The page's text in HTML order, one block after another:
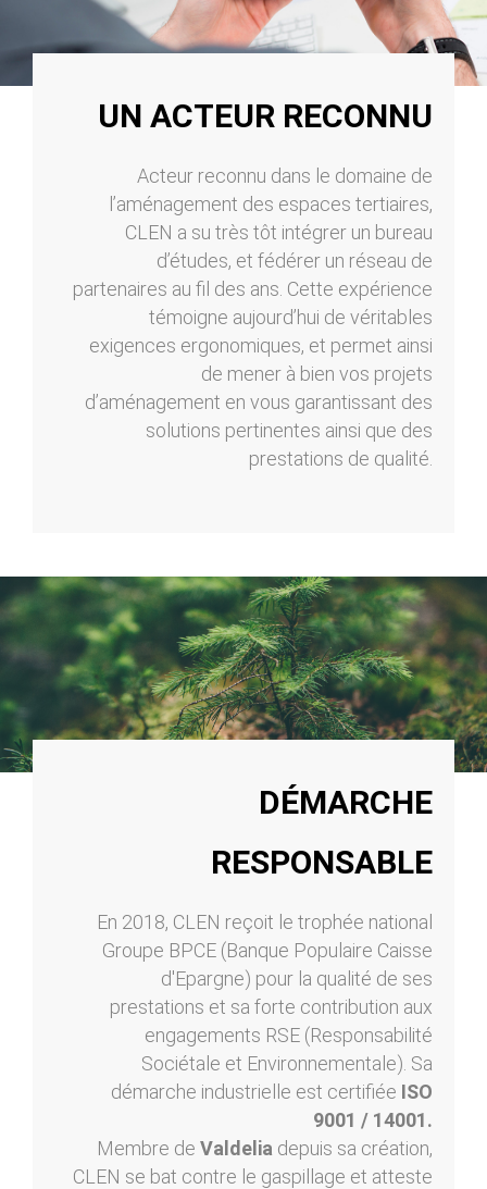
UN ACTEUR RECONNU
Acteur reconnu dans le domaine de
l’aménagement des espaces tertiaires,
CLEN a su très tôt intégrer un bureau
d’études, et fédérer un réseau de
partenaires au fil des ans. Cette expérience
témoigne aujourd’hui de véritables
exigences ergonomiques, et permet ainsi
de mener à bien vos projets
d’aménagement en vous garantissant des
solutions pertinentes ainsi que des
prestations de qualité.
DÉMARCHE
RESPONSABLE
En 2018, CLEN reçoit le trophée national
Groupe BPCE (Banque Populaire Caisse
d'Epargne) pour la qualité de ses
prestations et sa forte contribution aux
engagements RSE (Responsabilité
Sociétale et Environnementale). Sa
démarche industrielle est certifiée ISO
9001 / 14001.
Membre de Valdelia depuis sa création,
CLEN se bat contre le gaspillage et atteste